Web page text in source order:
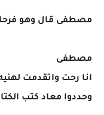
مصطفى قال وهو
مصطفى
انا رحت واتقدمت
وحددوا معاد كتب